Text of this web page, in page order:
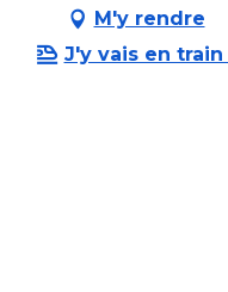
M'y rendre
J'y vais en train